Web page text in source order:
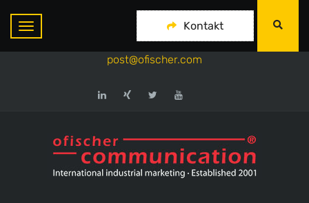
ofischer communication
+49-175-718 444 1
post@ofischer.com
Kontakt